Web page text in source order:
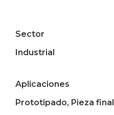
Sector
Industrial
Aplicaciones
Prototipado, Pieza final